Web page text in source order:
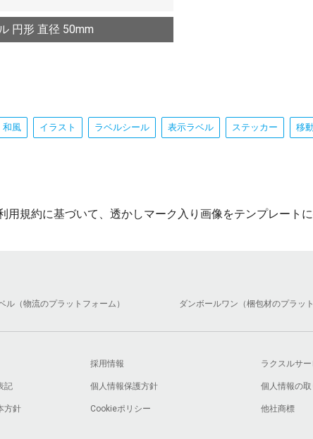
円形 直径 50mm
和風 イラスト ラベルシール 表示ラベル ステッカー 移
規約に基づいて、透かしマーク入り画像をテンプレートに
ル（物流のプラットフォーム） ダンボールワン（梱包材のプラッ
採用情報 ラクスルサ
記 個人情報保護方針 個人情報の
方針 Cookieポリシー 他社商標